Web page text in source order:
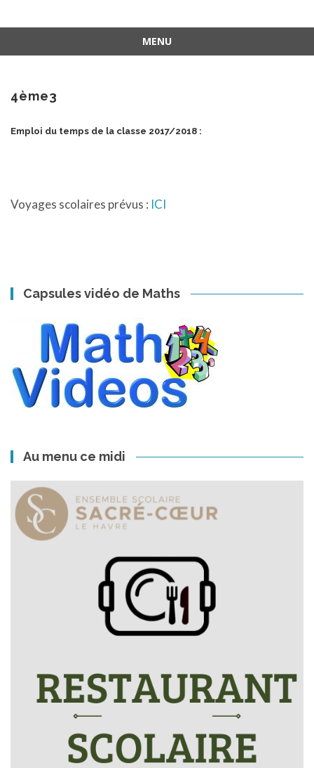
MENU
contenu
4ème3
Emploi du temps de la classe 2017/2018 :
Voyages scolaires prévus : ICI
Capsules vidéo de Maths
Au menu ce midi